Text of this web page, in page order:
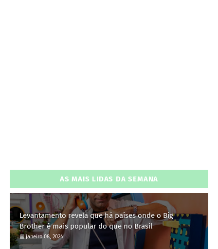
AS MAIS LIDAS DA SEMANA
Levantamento revela que há países onde o Big
Brother é mais popular do que no Brasil
janeiro 08, 2024